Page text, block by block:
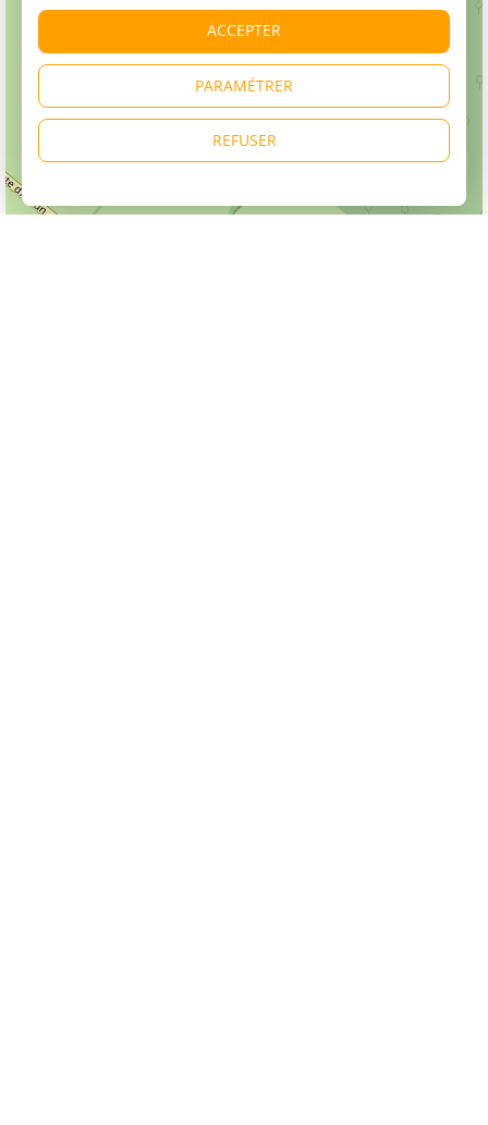
ACCEPTER
PARAMÉTRER
REFUSER